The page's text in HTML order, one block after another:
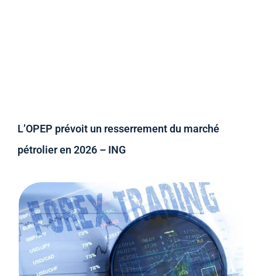
L’OPEP prévoit un resserrement du marché
pétrolier en 2026 – ING